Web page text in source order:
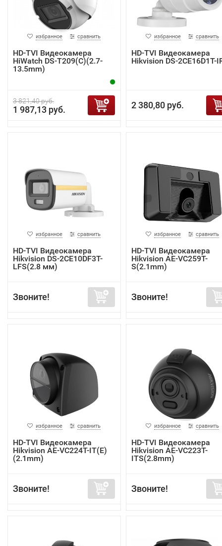
избранное сравнить
HD-TVI Видеокамера
HiWatch DS-T209(C)(2.7-
13.5mm)
3 821,40 руб.
1 987,13 руб.
избранное сравнить
HD-TVI Видеокамера
Hikvision DS-2CE16D1T-
2 380,80 руб.
избранное сравнить
HD-TVI Видеокамера
Hikvision DS-2CE10DF3T-
LFS(2.8 мм)
Звоните!
избранное сравнить
HD-TVI Видеокамера
Hikvision AE-VC259T-
S(2.1mm)
Звоните!
избранное сравнить
HD-TVI Видеокамера
Hikvision AE-VC224T-IT(E)
(2.1mm)
Звоните!
избранное сравнить
HD-TVI Видеокамера
Hikvision AE-VC223T-
ITS(2.8mm)
Звоните!